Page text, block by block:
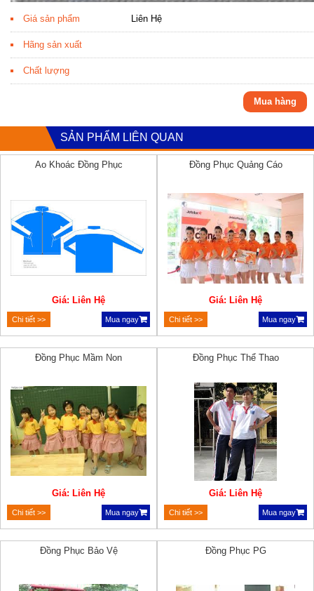
Giá sản phẩm Liên Hệ
Hãng sản xuất
Chất lượng
Mua hàng
SẢN PHẨM LIÊN QUAN
Ao Khoác Đồng Phục
Giá: Liên Hệ
Chi tiết >> Mua ngay
Đồng Phục Quảng Cáo
Giá: Liên Hệ
Chi tiết >> Mua ngay
Đồng Phục Mầm Non
Giá: Liên Hệ
Chi tiết >> Mua ngay
Đồng Phục Thể Thao
Giá: Liên Hệ
Chi tiết >> Mua ngay
Đồng Phục Bảo Vệ Đồng Phục PG